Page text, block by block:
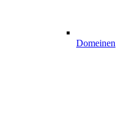
Domeinen